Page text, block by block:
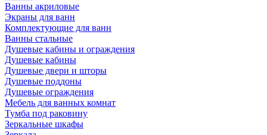
Ванны акриловые
Экраны для ванн
Комплектующие для ванн
Ванны стальные
Душевые кабины и ограждения
Душевые кабины
Душевые двери и шторы
Душевые поддоны
Душевые ограждения
Мебель для ванных комнат
Тумба под раковину
Зеркальные шкафы